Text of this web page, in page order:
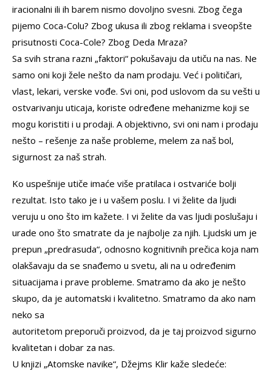
iracionalni ili ih barem nismo dovoljno svesni. Zbog čega
pijemo Coca-Colu? Zbog ukusa ili zbog reklama i sveopšte
prisutnosti Coca-Cole? Zbog Deda Mraza?
Sa svih strana razni „faktori“ pokušavaju da utiču na nas. Ne
samo oni koji žele nešto da nam prodaju. Već i političari,
vlast, lekari, verske vođe. Svi oni, pod uslovom da su vešti u
ostvarivanju uticaja, koriste određene mehanizme koji se
mogu koristiti i u prodaji. A objektivno, svi oni nam i prodaju
nešto – rešenje za naše probleme, melem za naš bol,
sigurnost za naš strah.
Ko uspešnije utiče imaće više pratilaca i ostvariće bolji
rezultat. Isto tako je i u vašem poslu. I vi želite da ljudi
veruju u ono što im kažete. I vi želite da vas ljudi poslušaju i
urade ono što smatrate da je najbolje za njih. Ljudski um je
prepun „predrasuda“, odnosno kognitivnih prečica koja nam
olakšavaju da se snađemo u svetu, ali na u određenim
situacijama i prave probleme. Smatramo da ako je nešto
skupo, da je automatski i kvalitetno. Smatramo da ako nam
neko sa
autoritetom preporuči proizvod, da je taj proizvod sigurno
kvalitetan i dobar za nas.
U knjizi „Atomske navike“, Džejms Klir kaže sledeće: